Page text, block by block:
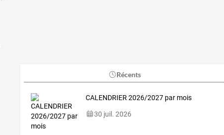
Récents
CALENDRIER 2026/2027 par mois
30 juil. 2026